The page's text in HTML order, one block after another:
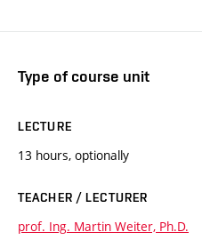
Type of course unit
LECTURE
13 hours, optionally
TEACHER / LECTURER
prof. Ing. Martin Weiter, Ph.D.